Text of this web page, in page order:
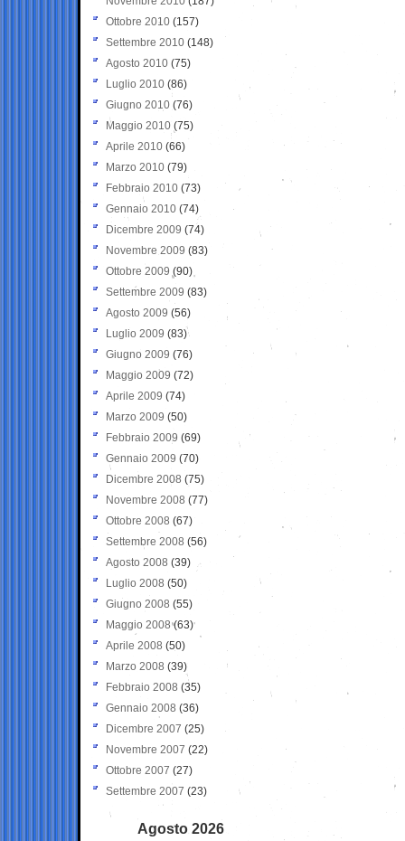
Ottobre 2010 (157)
Settembre 2010 (148)
Agosto 2010 (75)
Luglio 2010 (86)
Giugno 2010 (76)
Maggio 2010 (75)
Aprile 2010 (66)
Marzo 2010 (79)
Febbraio 2010 (73)
Gennaio 2010 (74)
Dicembre 2009 (74)
Novembre 2009 (83)
Ottobre 2009 (90)
Settembre 2009 (83)
Agosto 2009 (56)
Luglio 2009 (83)
Giugno 2009 (76)
Maggio 2009 (72)
Aprile 2009 (74)
Marzo 2009 (50)
Febbraio 2009 (69)
Gennaio 2009 (70)
Dicembre 2008 (75)
Novembre 2008 (77)
Ottobre 2008 (67)
Settembre 2008 (56)
Agosto 2008 (39)
Luglio 2008 (50)
Giugno 2008 (55)
Maggio 2008(63)
Aprile 2008 (50)
Marzo 2008 (39)
Febbraio 2008 (35)
Gennaio 2008 (36)
Dicembre 2007 (25)
Novembre 2007 (22)
Ottobre 2007 (27)
Settembre 2007 (23)
Agosto 2026